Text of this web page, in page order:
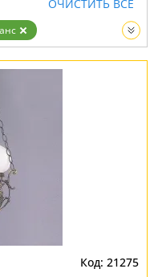
ОЧИСТИТЬ ВСЕ
21275